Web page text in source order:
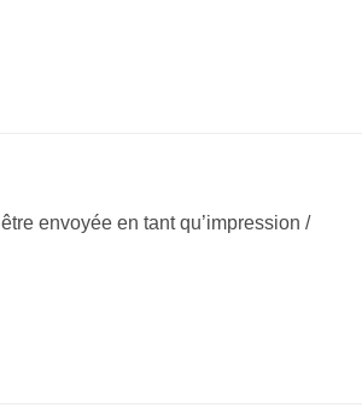
envoyée en tant qu’impression /